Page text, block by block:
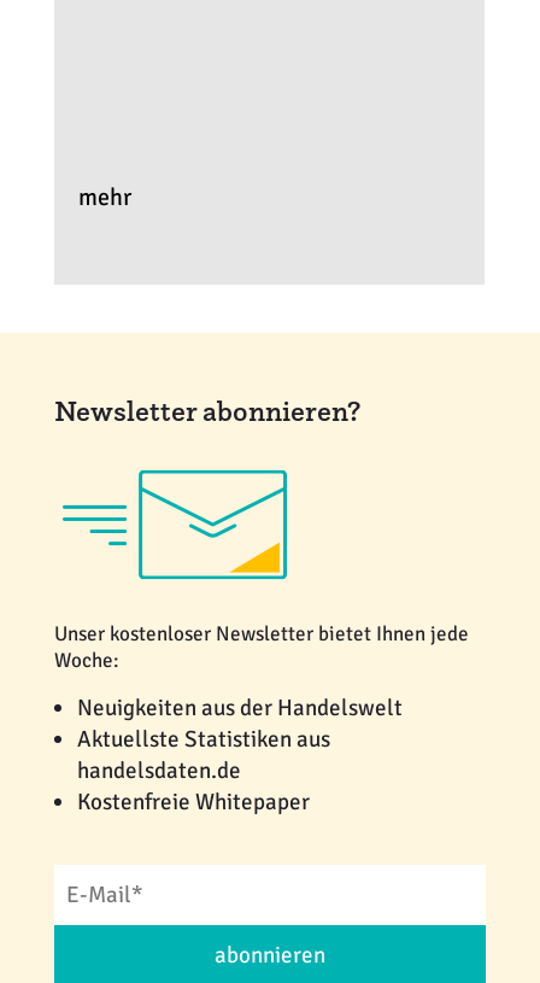
mehr
Newsletter abonnieren?
Unser kostenloser Newsletter bietet Ihnen jede
Woche:
Neuigkeiten aus der Handelswelt
Aktuellste Statistiken aus
handelsdaten.de
Kostenfreie Whitepaper
abonnieren